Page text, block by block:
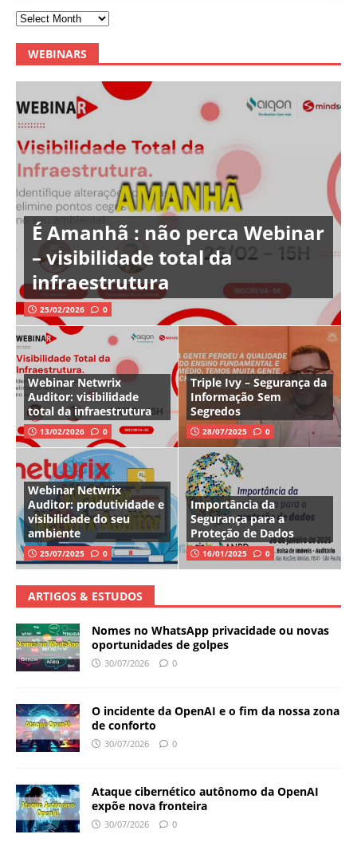
WEBINARS
É Amanhã : não perca Webinar
– visibilidade total da
infraestrutura
25/02/2026 0
Webinar Netwrix
Auditor: visibilidade
total da infraestrutura
13/02/2026 0
Triple Ivy – Segurança da
Informação Sem
Segredos
28/07/2025 0
Webinar Netwrix
Auditor: produtividade e
visibilidade do seu
ambiente
25/07/2025 0
Importância da
Segurança para a
Proteção de Dados
16/01/2025 0
ARTIGOS & ESTUDOS
Nomes no WhatsApp privacidade ou novas
oportunidades de golpes
30/07/2026 0
O incidente da OpenAI e o fim da nossa zona
de conforto
30/07/2026 0
Ataque cibernético autônomo da OpenAI
expõe nova fronteira
30/07/2026 0